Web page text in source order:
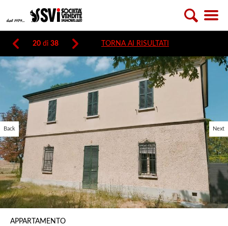
20 di 38 TORNA AI RISULTATI
Back Next
APPARTAMENTO